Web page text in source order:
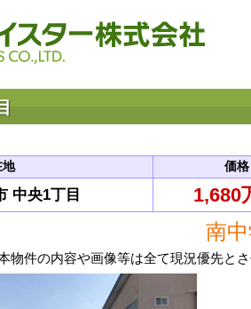
地 価格
中央1丁目 1,680
南
物件の内容や画像等は全て現況優先と